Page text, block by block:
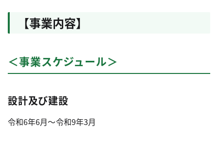
【事業内容】
＜事業スケジュール＞
設計及び建設
令和6年6月～令和9年3月